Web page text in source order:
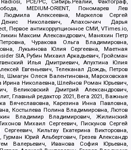
MEDIUM-ORIENT, Пономарев Лев
Людмила Алексеевна, Маркелов Сергей
Денис Николаевич, Апахончич Дарья
Первое антикоррупционное СМИ, VTimes.io,
Максим Александрович, Маняхин Петр
Чуракова Ольга Владимировна,
Лукьянова Юлия Сергеевна, Маетная
SIA, Рубин Михаил Аркадьевич, Гройсман
Илья Дмитриевич, Апухтина Юлия
Евгеньевич, Телеканал Дождь, Петров
Шмагун Олеся Валентиновна, Мароховская
Ирина Николаевна, Шлейнов Роман Юрьевич,
Великовский Дмитрий Александрович,
Главный редактор 2021, Вега 2021, Важные
Вячеславовна, Карезина Инна Павловна,
Костылева Полина Владимировна, Лютов
Владимир Владимирович, Жилинский
Михаил Сергеевич, Пискунов Сергей
Кильтау Екатерина Викторовна,
Юрий Альбертович, Грезев Александр
Валерьевич, Иванова София Юрьевна,